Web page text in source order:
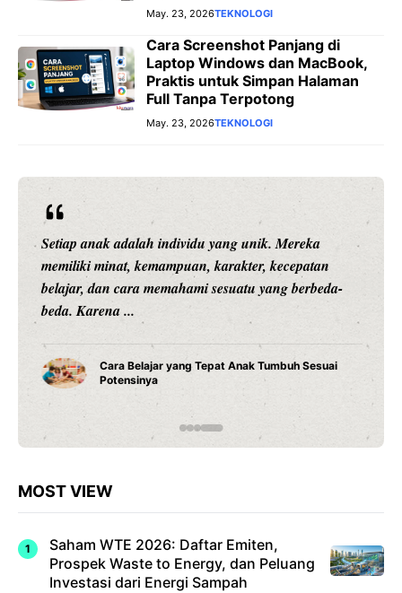
May. 23, 2026TEKNOLOGI
Cara Screenshot Panjang di
Laptop Windows dan MacBook,
Praktis untuk Simpan Halaman
Full Tanpa Terpotong
May. 23, 2026TEKNOLOGI
Setiap anak adalah individu yang unik. Mereka
memiliki minat, kemampuan, karakter, kecepatan
belajar, dan cara memahami sesuatu yang berbeda-
beda. Karena ...
Cara Belajar yang Tepat Anak Tumbuh Sesuai
Potensinya
MOST VIEW
Saham WTE 2026: Daftar Emiten,
Prospek Waste to Energy, dan Peluang
Investasi dari Energi Sampah